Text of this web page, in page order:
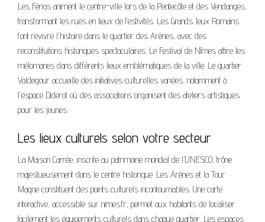
Les Férias animent le centre-ville lors de la Pentecôte et des Vendanges,
transformant les rues en lieux de festivités. Les Grands Jeux Romains
font revivre l'histoire dans le quartier des Arènes, avec des
reconstitutions historiques spectaculaires. Le Festival de Nîmes attire les
mélomanes dans différents lieux emblématiques de la ville. Le quartier
Valdegour accueille des initiatives culturelles variées, notamment à
l'espace Diderot où des associations organisent des ateliers artistiques
pour les jeunes.
Les lieux culturels selon votre secteur
La Maison Carrée, inscrite au patrimoine mondial de l'UNESCO, trône
majestueusement dans le centre historique. Les Arènes et la Tour
Magne constituent des points culturels incontournables. Une carte
interactive, accessible sur nimes.fr, permet aux habitants de localiser
facilement les équipements culturels dans chaque quartier. Les espaces